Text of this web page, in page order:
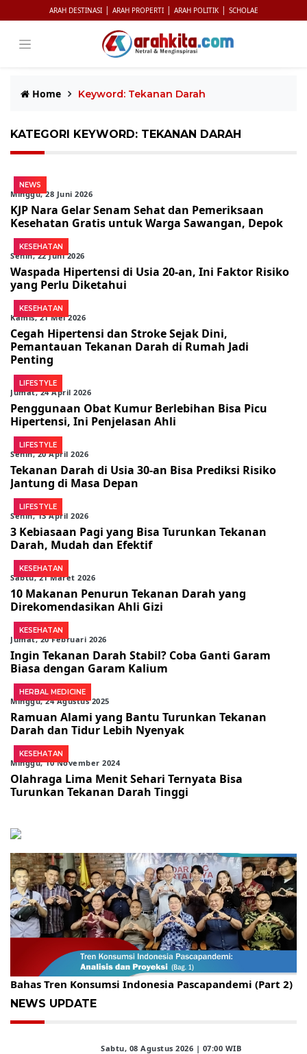
ARAH DESTINASI | ARAH PROPERTI | ARAH POLITIK | SCHOLAE
Home Keyword: Tekanan Darah
KATEGORI KEYWORD: TEKANAN DARAH
NEWS
Minggu, 28 Juni 2026
KJP Nara Gelar Senam Sehat dan Pemeriksaan
Kesehatan Gratis untuk Warga Sawangan, Depok
KESEHATAN
Senin, 22 Juni 2026
Waspada Hipertensi di Usia 20-an, Ini Faktor Risiko
yang Perlu Diketahui
KESEHATAN
Kamis, 21 Mei 2026
Cegah Hipertensi dan Stroke Sejak Dini,
Pemantauan Tekanan Darah di Rumah Jadi
Penting
LIFESTYLE
Jumat, 24 April 2026
Penggunaan Obat Kumur Berlebihan Bisa Picu
Hipertensi, Ini Penjelasan Ahli
LIFESTYLE
Senin, 20 April 2026
Tekanan Darah di Usia 30-an Bisa Prediksi Risiko
Jantung di Masa Depan
LIFESTYLE
Senin, 13 April 2026
3 Kebiasaan Pagi yang Bisa Turunkan Tekanan
Darah, Mudah dan Efektif
KESEHATAN
Sabtu, 21 Maret 2026
10 Makanan Penurun Tekanan Darah yang
Direkomendasikan Ahli Gizi
KESEHATAN
Jumat, 20 Februari 2026
Ingin Tekanan Darah Stabil? Coba Ganti Garam
Biasa dengan Garam Kalium
HERBAL MEDICINE
Minggu, 24 Agustus 2025
Ramuan Alami yang Bantu Turunkan Tekanan
Darah dan Tidur Lebih Nyenyak
KESEHATAN
Minggu, 10 November 2024
Olahraga Lima Menit Sehari Ternyata Bisa
Turunkan Tekanan Darah Tinggi
Gelar Kopdar, KBC Jakarta Raya Hadirkan Pakar Ritel
Bahas Tren Konsumsi Indonesia Pascapandemi (Part 2)
NEWS UPDATE
Sabtu, 08 Agustus 2026 | 07:00 WIB